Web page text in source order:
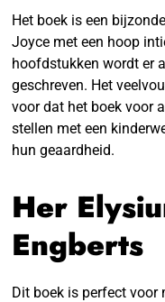
Het boek is een
Joyce met een hoop
hoofdstukken wordt er
geschreven. Het
voor dat het boek voor
stellen met een
hun geaardheid.
Her
Engberts
Dit boek is perfect voor